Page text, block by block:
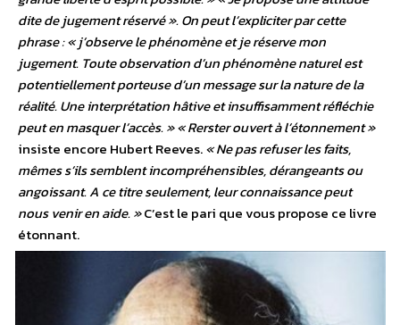
dite de jugement réservé ». On peut l’expliciter par cette
phrase : « j’observe le phénomène et je réserve mon
jugement. Toute observation d’un phénomène naturel est
potentiellement porteuse d’un message sur la nature de la
réalité. Une interprétation hâtive et insuffisamment réfléchie
peut en masquer l’accès. »« Rerster ouvert à l’étonnement »
insiste encore Hubert Reeves.« Ne pas refuser les faits,
mêmes s’ils semblent incompréhensibles, dérangeants ou
angoissant. A ce titre seulement, leur connaissance peut
nous venir en aide. »C’est le pari que vous propose ce livre
étonnant.